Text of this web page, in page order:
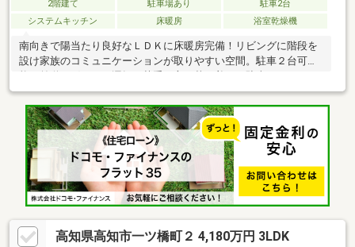
2階建て 駐車場あり
駐車2台
システムキッチン
床暖房 浴室乾燥機
南向きで陽当たり良好なＬＤＫに床暖房完備！リビングに階段を
設け家族のコミュニケーションが取りやすい空間。駐車２台可
乾太くんや食洗機など家事ラク設備が充実！イオンをはじめ、複
数の商業施設が付近に点在していて便利な立地ミストサウナや浴
室暖房乾燥機が付いた広々とした浴室で一日の疲れを心地よく癒
せます一ツ橋小学校まで徒歩７分！周辺は交通量が少なめでお子
さまの通学も安心の環境。入明駅徒歩１０分の便利な立地！通勤
通学やお出かけ時の移動がスムーズで快適です。公園が近く自然
と触れ合えます。内覧可能です。お気軽にお問い合わせ下さい。
高知県高知市一ツ橋町２ 4,180万円 3LDK